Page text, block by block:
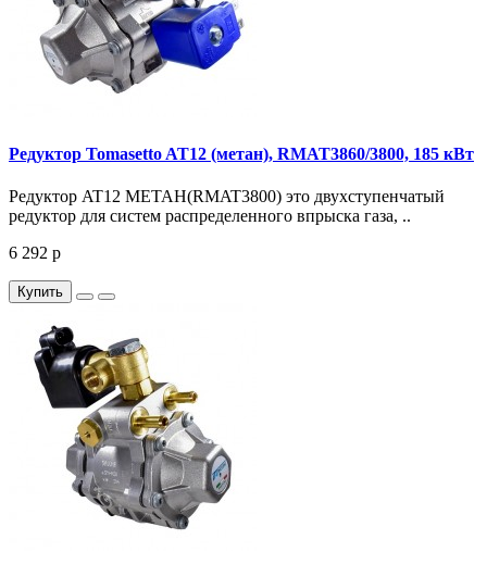
Редуктор Tomasetto AT12 (метан), RMAT3860/3800, 185 кВт
Редуктор AT12 МЕТАН(RMAT3800) это двухступенчатый
редуктор для систем распределенного впрыска газа, ..
6 292 р
Купить